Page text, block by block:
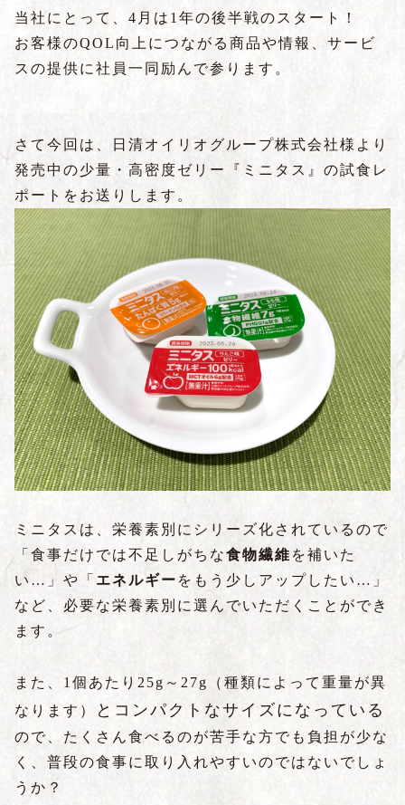
当社にとって、4月は1年の後半戦のスタート！
お客様のQOL向上につながる商品や情報、サービ
スの提供に社員一同励んで参ります。
さて今回は、日清オイリオグループ株式会社様より
発売中の少量・高密度ゼリー『ミニタス』の試食レ
ポートをお送りします。
ミニタスは、栄養素別にシリーズ化されているので
「食事だけでは不足しがちな食物繊維 を補いた
い…」や「 エネルギー をもう少しアップしたい…」
など、必要な栄養素別に選んでいただくことができ
ます。
また、1個あたり25g～27g
（種類によって重量が異
なります）
とコンパクトなサイズになっている
ので、たくさん食べるのが苦手な方でも負担が少な
く、普段の食事に取り入れやすいのではないでしょ
うか？